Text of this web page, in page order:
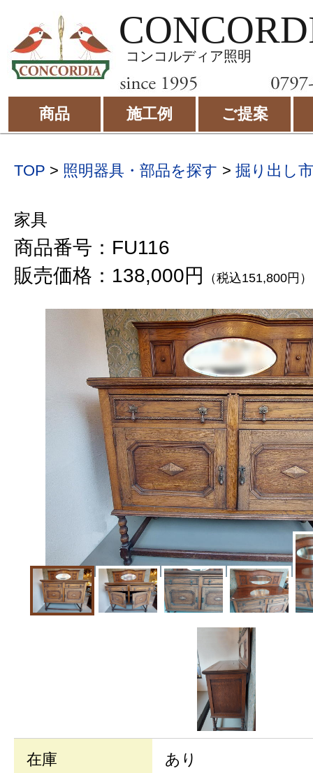
コンコルディア照明
商品 施工例 ご提案
TOP > 照明器具・部品を探す > 掘り出し市
家具
商品番号：FU116
販売価格：138,000円
（税込151,800円）
在庫 あり